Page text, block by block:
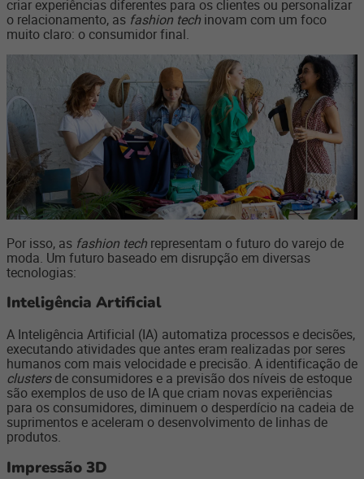
criar experiências diferentes para os clientes ou personalizar
o relacionamento, as fashion tech inovam com um foco
muito claro: o consumidor final.
Por isso, as fashion tech representam o futuro do varejo de
moda. Um futuro baseado em disrupção em diversas
tecnologias:
Inteligência Artificial
A Inteligência Artificial (IA) automatiza processos e decisões,
executando atividades que antes eram realizadas por seres
humanos com mais velocidade e precisão. A identificação de
clustersde consumidores e a previsão dos níveis de estoque
são exemplos de uso de IA que criam novas experiências
para os consumidores, diminuem o desperdício na cadeia de
suprimentos e aceleram o desenvolvimento de linhas de
produtos.
Impressão 3D